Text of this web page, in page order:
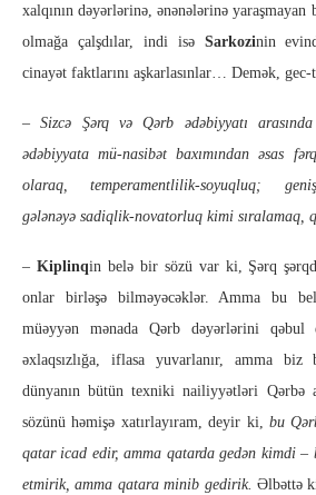
xalqının dəyərlərinə, ənənələrinə
olmağa çalşdılar, indi isə Sarkozinin
cinayət faktlarını aşkarlasınlar… Demək,
–Sizcə Şərq və Qərb ədəbiyyatı
ədəbiyyata mü-nasibət baxımından əsas
olaraq, temperamentlilik-soyuqluq;
gələnəyə sadiqlik-novatorluq kimi sıralamaq,
– Kiplinqin belə bir sözü var ki, Şərq
onlar birləşə bilməyəcəklər. Amma bu
müəyyən mənada Qərb dəyərlərini
əxlaqsızlığa, iflasa yuvarlanır, amma
dünyanın bütün texniki nailiyyətləri Qərbə
sözünü həmişə xatırlayıram, deyir ki, bu
qatar icad edir, amma qatarda gedən kimdi
etmirik, amma qatara minib gedirik. Əlbəttə